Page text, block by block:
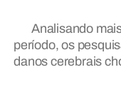
Analisando
período, os
danos cerebrais